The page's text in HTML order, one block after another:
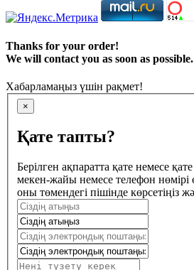
Thanks for your order!
We will contact you as soon as possible.
Хабарламаңыз үшін рақмет!
×
Қате тапты?
Берілген ақпаратта қате немесе
мекен-жайы немесе телефон нөмірі
оны төмендегі пішінде көрсетіңіз